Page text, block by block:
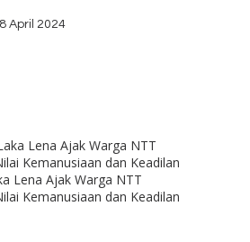
8 April 2024
Lena Ajak Warga NTT
Kemanusiaan dan Keadilan